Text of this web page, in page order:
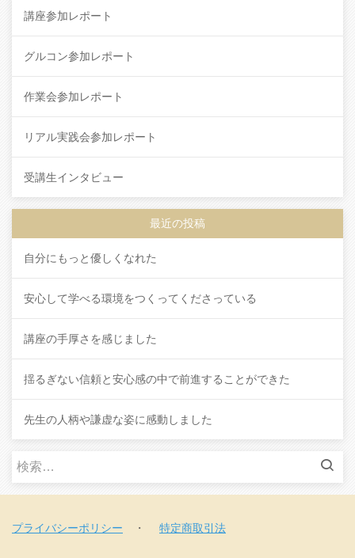
講座参加レポート
グルコン参加レポート
作業会参加レポート
リアル実践会参加レポート
受講生インタビュー
最近の投稿
自分にもっと優しくなれた
安心して学べる環境をつくってくださっている
講座の手厚さを感じました
揺るぎない信頼と安心感の中で前進することができた
先生の人柄や謙虚な姿に感動しました
検
索
プライバシーポリシー ・ 特定商取引法